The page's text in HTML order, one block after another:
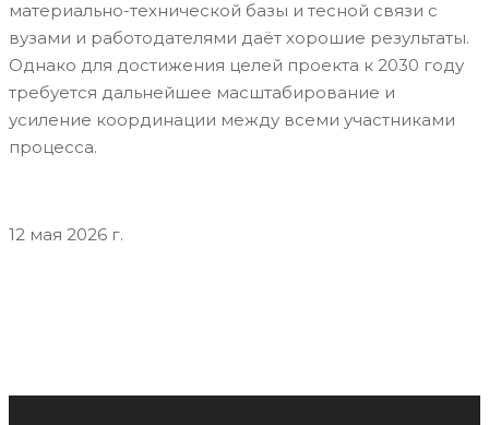
материально-технической базы и тесной связи с
вузами и работодателями даёт хорошие результаты.
Однако для достижения целей проекта к 2030 году
требуется дальнейшее масштабирование и
усиление координации между всеми участниками
процесса.
12 мая 2026 г.